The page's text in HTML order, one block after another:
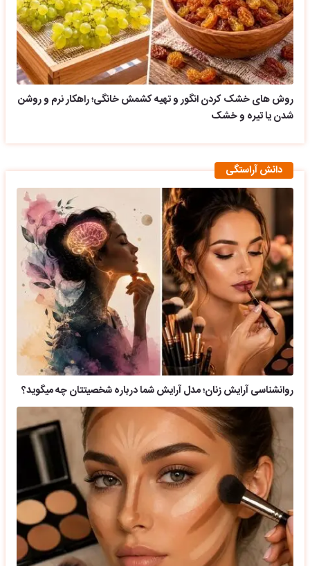
روش های خشک کردن انگور و تهیه کشمش خانگی؛ راهکار نرم و روشن
شدن یا تیره و خشک
دانش آراستگی
روانشناسی آرایش زنان؛ مدل آرایش شما درباره شخصیتتان چه میگوید؟